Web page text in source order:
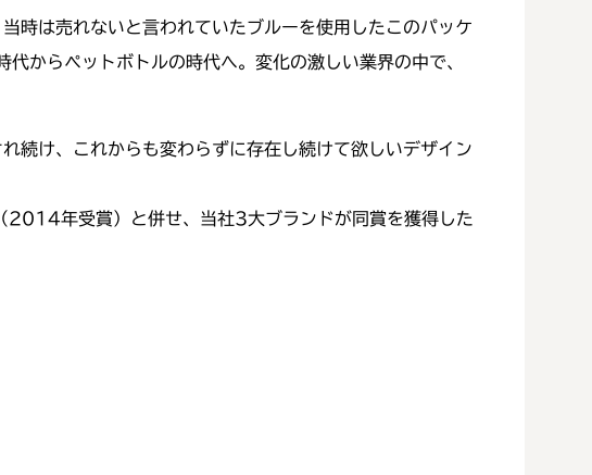
時は売れないと言われていたブルーを使用したこのパッケ
からペットボトルの時代へ。変化の激しい業界の中で、
続け、これからも変わらずに存在し続けて欲しいデザイン
2014年受賞）と併せ、当社3大ブランドが同賞を獲得した